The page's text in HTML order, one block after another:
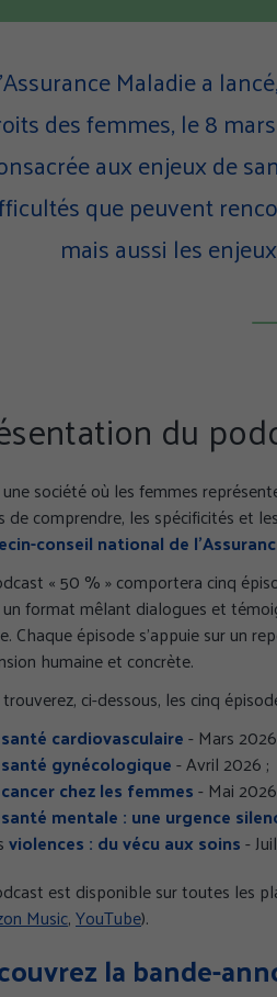
Maladie a
des femmes, le 8
aux enjeux de
que peuvent
mais aussi les
du
une société où les femmes
de comprendre, les spécificités et
conseil national de
« 50 % » comportera cinq
un format mêlant dialogues et
Chaque épisode s’appuie sur un
humaine et concrète.
ci-dessous, les cinq
santé cardiovasculaire- Mars
santé gynécologique- Avril 2026 ;
cancer chez les femmes- Mai
santé mentale : une urgence
violences : du vécu aux soins-
est disponible sur toutes les
Music,YouTube).
la bande-